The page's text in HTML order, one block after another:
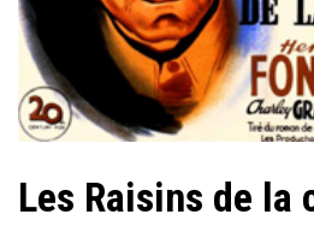
Les Raisins de la